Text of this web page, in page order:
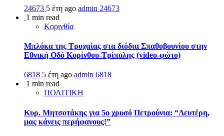
24673 5 έτη ago admin 24673
1 min read
Κορινθία
Μπλόκα της Τροχαίας στα διόδια Σπαθοβουνίου στην
Εθνική Οδό Κορίνθου-Τρίπολης (video-φώτο)
6818 5 έτη ago admin 6818
1 min read
ΠΟΛΙΤΙΚΗ
Κυρ. Μητσοτάκης για 5ο χρυσό Πετρούνια: “Λευτέρη,
μας κάνεις περήφανους!”